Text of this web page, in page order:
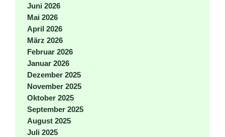
Juni 2026
Mai 2026
April 2026
März 2026
Februar 2026
Januar 2026
Dezember 2025
November 2025
Oktober 2025
September 2025
August 2025
Juli 2025